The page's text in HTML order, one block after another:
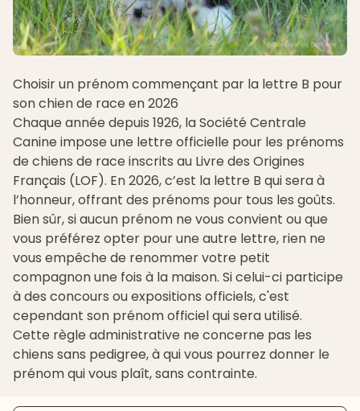
Choisir un prénom commençant par la lettre B pour
son chien de race en 2026
Chaque année depuis 1926, la Société Centrale
Canine impose une lettre officielle pour les prénoms
de chiens de race inscrits au Livre des Origines
Français (LOF). En 2026, c’est la lettre B qui sera à
l’honneur, offrant des prénoms pour tous les goûts.
Bien sûr, si aucun prénom ne vous convient ou que
vous préférez opter pour une autre lettre, rien ne
vous empêche de renommer votre petit
compagnon une fois à la maison. Si celui-ci participe
à des concours ou expositions officiels, c'est
cependant son prénom officiel qui sera utilisé.
Cette règle administrative ne concerne pas les
chiens sans pedigree, à qui vous pourrez donner le
prénom qui vous plaît, sans contrainte.